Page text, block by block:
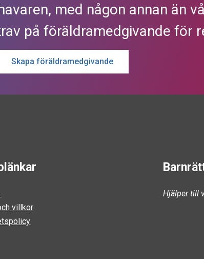
med någon annan än
på föräldramedgivande för
Skapa föräldramedgivande
villkor
Hjälper till